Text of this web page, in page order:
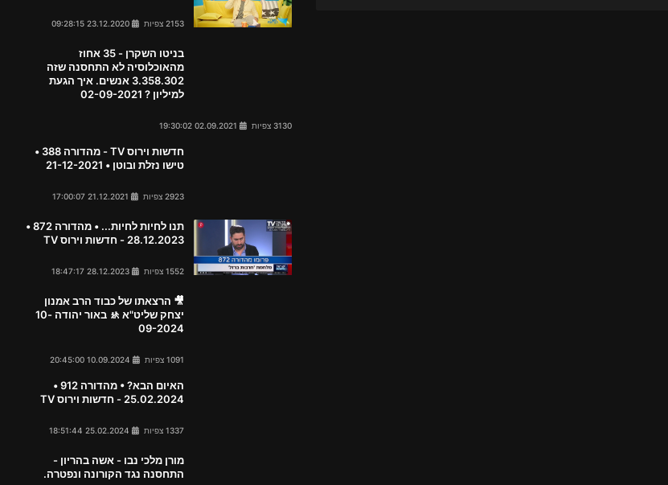
2153 צפיות
בניטו השקרן - 35 אחוז
מהאוכלוסיה לא התחסנה שזה
3.358.302 אנשים. איך הגעת
למיליון ? 02-09-2021
3130 צפיות
חדשות וירוס TV - מהדורה 388 •
טישו נזלת ובוטן • 21-12-2021
2923 צפיות
תנו לחיות לחיות... • מהדורה 872 •
28.12.2023 - חדשות וירוס TV
1552 צפיות
🎥 הרצאתו של כבוד הרב אמנון
יצחק שליט"א 🚸 באור יהודה 10-
09-2024
1091 צפיות
האיום הבא? • מהדורה 912 •
25.02.2024 - חדשות וירוס TV
1337 צפיות
מורן מלכי נבו - אשה בהריון -
התחסנה נגד הקורונה ונפטרה.